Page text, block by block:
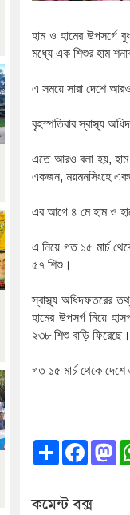
হাম ও হামের উপসর্গে
মধ্যে এক শিশুর হাম
এ সময়ে সারা দেশে আরও
বৃহস্পতিবার স্বাস্থ্য
এতে আরও বলা হয়, হাম
একজন, ময়মনসিংহে
এর আগে ৪ মে হাম ও
এ নিয়ে গত ১৫ মার্চ
৫৭ শিশু।
স্বাস্থ্য অধিদফতরের
হামের উপসর্গ নিয়ে
২৩৮ শিশু বাড়ি ফিরেছে।
গত ১৫ মার্চ থেকে দেশে
Share
কমেন্ট বক্স